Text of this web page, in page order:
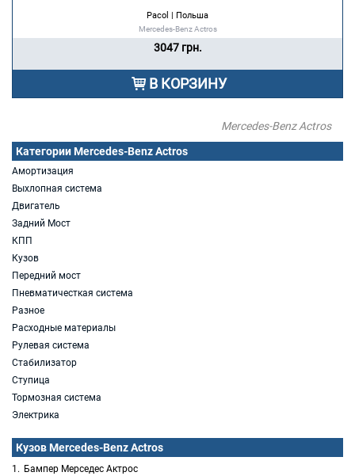
Категории Mercedes-Benz Actros
Амортизация
Выхлопная система
Двигатель
Задний Мост
КПП
Кузов
Передний мост
Пневматичесткая система
Разное
Расходные материалы
Рулевая система
Стабилизатор
Ступица
Тормозная система
Электрика
Кузов Mercedes-Benz Actros
Бампер Мерседес Актрос
Pacol | Польша
Mercedes-Benz Actros
3047 грн.
В КОРЗИНУ
Mercedes-Benz Actros